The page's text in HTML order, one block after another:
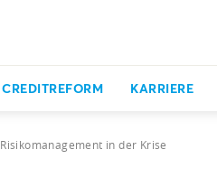
CREDITREFORM KARRIERE
Risikomanagement in der Krise